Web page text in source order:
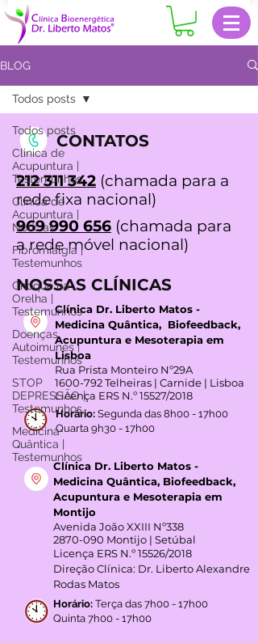
BLOG
Todos posts
Clinica de
Acupuntura |
Testemunhos
Clinica de
Acupuntura |
Notícias
Fibromialgia |
Testemunhos
Choque na
Orelha |
Testemunhos
Doenças
Autoimunes |
Testemunhos
STOP
DEPRESSÃO |
Testemunhos
Medicina
Quântica |
Testemunhos
Todos posts
CONTATOS
212 311 342 (chamada para a
rede fixa nacional)
969 990 656 (chamada para
a rede móvel nacional)
NOSSAS CLÍNICAS
Clínica Dr. Liberto Matos -
Medicina Quântica, Biofeedback,
Acupuntura e Mesoterapia em
Lisboa
Rua Prista Monteiro Nº29A
1600-792Telheiras | Carnide | Lisboa
Licença ERS N.º 15527/2018
Horário: Segunda das 8h00 - 17h00
Quarta 9h30 - 17h00
Clínica Dr. Liberto Matos -
Medicina Quântica, Biofeedback,
Acupuntura e Mesoterapia em
Montijo
Avenida João XXIII Nº338
2870-090 Montijo | Setúbal
Licença ERS N.º 15526/2018
Direção Clínica: Dr. Liberto Alexandre
Rodas Matos
Horário: Terça das 7h00 - 17h00
Quinta 7h00 - 17h00